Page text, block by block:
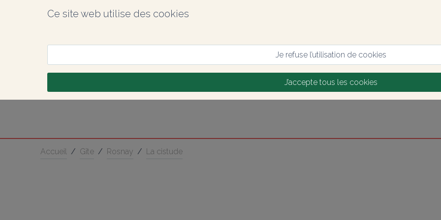
Ce site web utilise des cookies
Je refuse l’utilisation de cookies
J’accepte tous les cookies
Accueil / Gîte / Rosnay / La cistude